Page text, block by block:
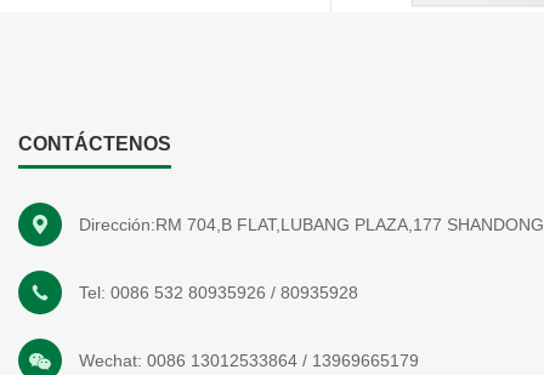
CONTÁCTENOS
Dirección:RM 704,B FLAT,LUBANG PLAZA,177
Tel: 0086 532 80935926 / 80935928
Wechat: 0086 13012533864 / 13969665179